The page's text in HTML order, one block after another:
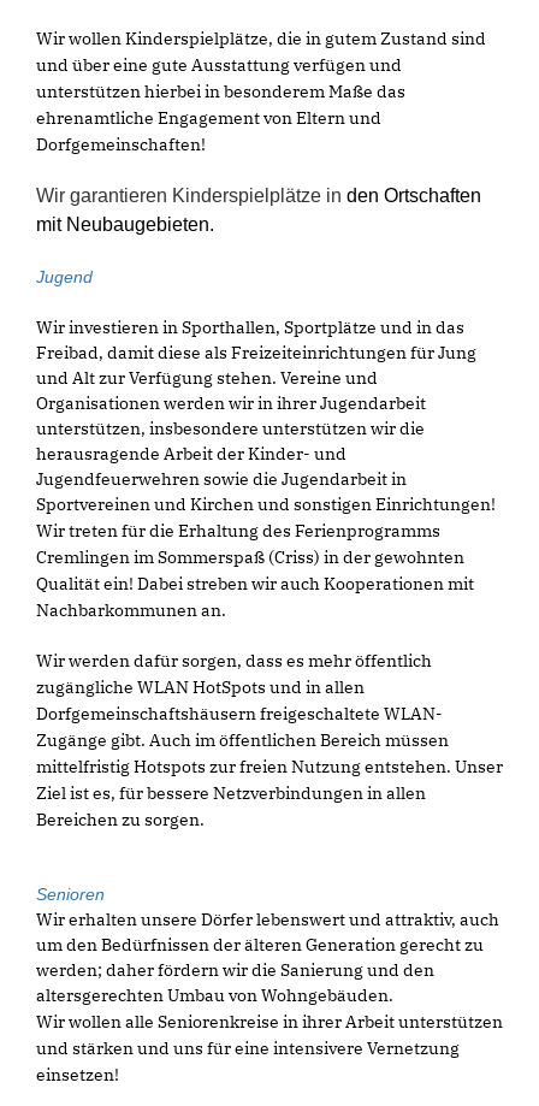
Wir wollen Kinderspielplätze, die in gutem Zustand sind
und über eine gute Ausstattung verfügen und
unterstützen hierbei in besonderem Maße das
ehrenamtliche Engagement von Eltern und
Dorfgemeinschaften!
Wir garantieren Kinderspielplätze in den Ortschaften
mit Neubaugebieten.
Jugend
Wir investieren in Sporthallen, Sportplätze und in das
Freibad, damit diese als Freizeiteinrichtungen für Jung
und Alt zur Verfügung stehen. Vereine und
Organisationen werden wir in ihrer Jugendarbeit
unterstützen, insbesondere unterstützen wir die
herausragende Arbeit der Kinder- und
Jugendfeuerwehren sowie die Jugendarbeit in
Sportvereinen und Kirchen und sonstigen Einrichtungen!
Wir treten für die Erhaltung des Ferienprogramms
Cremlingen im Sommerspaß (Criss) in der gewohnten
Qualität ein! Dabei streben wir auch Kooperationen mit
Nachbarkommunen an.
Wir werden dafür sorgen, dass es mehr öffentlich
zugängliche WLAN HotSpots und in allen
Dorfgemeinschaftshäusern freigeschaltete WLAN-
Zugänge gibt. Auch im öffentlichen Bereich müssen
mittelfristig Hotspots zur freien Nutzung entstehen. Unser
Ziel ist es, für bessere Netzverbindungen in allen
Bereichen zu sorgen.
Senioren
Wir erhalten unsere Dörfer lebenswert und attraktiv, auch
um den Bedürfnissen der älteren Generation gerecht zu
werden; daher fördern wir die Sanierung und den
altersgerechten Umbau von Wohngebäuden.
Wir wollen alle Seniorenkreise in ihrer Arbeit unterstützen
und stärken und uns für eine intensivere Vernetzung
einsetzen!